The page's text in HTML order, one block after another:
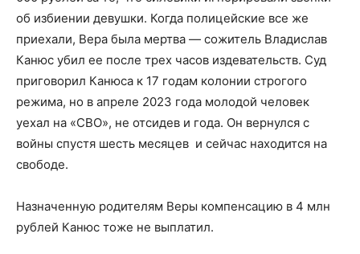
об избиении девушки. Когда полицейские все же
приехали, Вера была мертва — сожитель Владислав
Канюс убил ее после трех часов издевательств. Суд
приговорил Канюса к 17 годам колонии строгого
режима, но в апреле 2023 года молодой человек
уехал на «СВО», не отсидев и года. Он вернулся с
войны спустя шесть месяцев и сейчас находится на
свободе.
Назначенную родителям Веры компенсацию в 4 млн
рублей Канюс тоже не выплатил.